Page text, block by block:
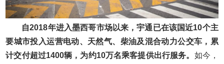
自2018年进入墨西哥市场以来，宇通已在该国近10个主
要城市投入运营电动、天然气、柴油及混合动力公交车，累
计交付超过1400辆，为约10万名乘客提供出行服务。 如今，